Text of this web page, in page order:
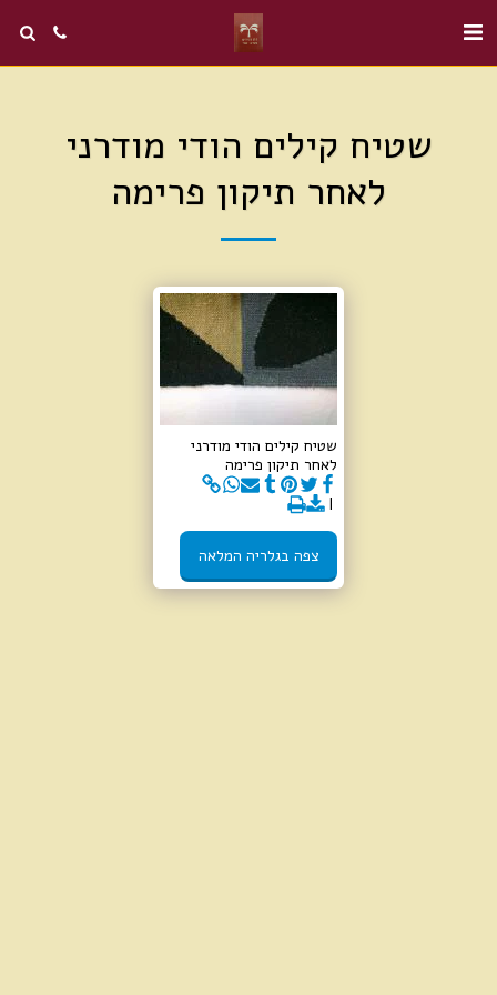
שטיח קילים הודי מודרני
לאחר תיקון פרימה
שטיח קילים הודי מודרני
לאחר תיקון פרימה
צפה בגלריה המלאה